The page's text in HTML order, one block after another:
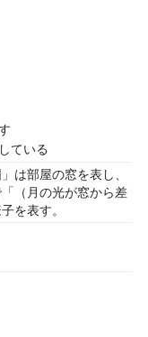
ている
は部屋の窓を表し、
（月の光が窓から差
を表す。